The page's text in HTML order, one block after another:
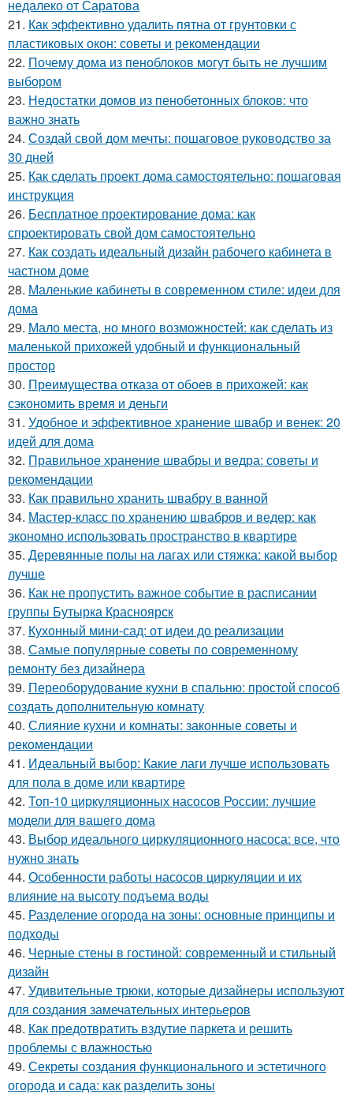
недалеко от Саратова
21. Как эффективно удалить пятна от грунтовки с
пластиковых окон: советы и рекомендации
22. Почему дома из пеноблоков могут быть не лучшим
выбором
23. Недостатки домов из пенобетонных блоков: что
важно знать
24. Создай свой дом мечты: пошаговое руководство за
30 дней
25. Как сделать проект дома самостоятельно: пошаговая
инструкция
26. Бесплатное проектирование дома: как
спроектировать свой дом самостоятельно
27. Как создать идеальный дизайн рабочего кабинета в
частном доме
28. Маленькие кабинеты в современном стиле: идеи для
дома
29. Мало места, но много возможностей: как сделать из
маленькой прихожей удобный и функциональный
простор
30. Преимущества отказа от обоев в прихожей: как
сэкономить время и деньги
31. Удобное и эффективное хранение швабр и венек: 20
идей для дома
32. Правильное хранение швабры и ведра: советы и
рекомендации
33. Как правильно хранить швабру в ванной
34. Мастер-класс по хранению швабров и ведер: как
экономно использовать пространство в квартире
35. Деревянные полы на лагах или стяжка: какой выбор
лучше
36. Как не пропустить важное событие в расписании
группы Бутырка Красноярск
37. Кухонный мини-сад: от идеи до реализации
38. Самые популярные советы по современному
ремонту без дизайнера
39. Переоборудование кухни в спальню: простой способ
создать дополнительную комнату
40. Слияние кухни и комнаты: законные советы и
рекомендации
41. Идеальный выбор: Какие лаги лучше использовать
для пола в доме или квартире
42. Топ-10 циркуляционных насосов России: лучшие
модели для вашего дома
43. Выбор идеального циркуляционного насоса: все, что
нужно знать
44. Особенности работы насосов циркуляции и их
влияние на высоту подъема воды
45. Разделение огорода на зоны: основные принципы и
подходы
46. Черные стены в гостиной: современный и стильный
дизайн
47. Удивительные трюки, которые дизайнеры используют
для создания замечательных интерьеров
48. Как предотвратить вздутие паркета и решить
проблемы с влажностью
49. Секреты создания функционального и эстетичного
огорода и сада: как разделить зоны